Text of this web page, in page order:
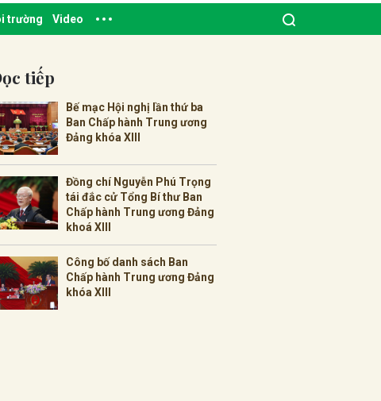
trường Video
tiếp
Bế mạc Hội nghị lần thứ ba
Ban Chấp hành Trung ương
Đảng khóa XIII
Đồng chí Nguyễn Phú Trọng
tái đắc cử Tổng Bí thư Ban
Chấp hành Trung ương Đảng
khoá XIII
Công bố danh sách Ban
Chấp hành Trung ương Đảng
khóa XIII